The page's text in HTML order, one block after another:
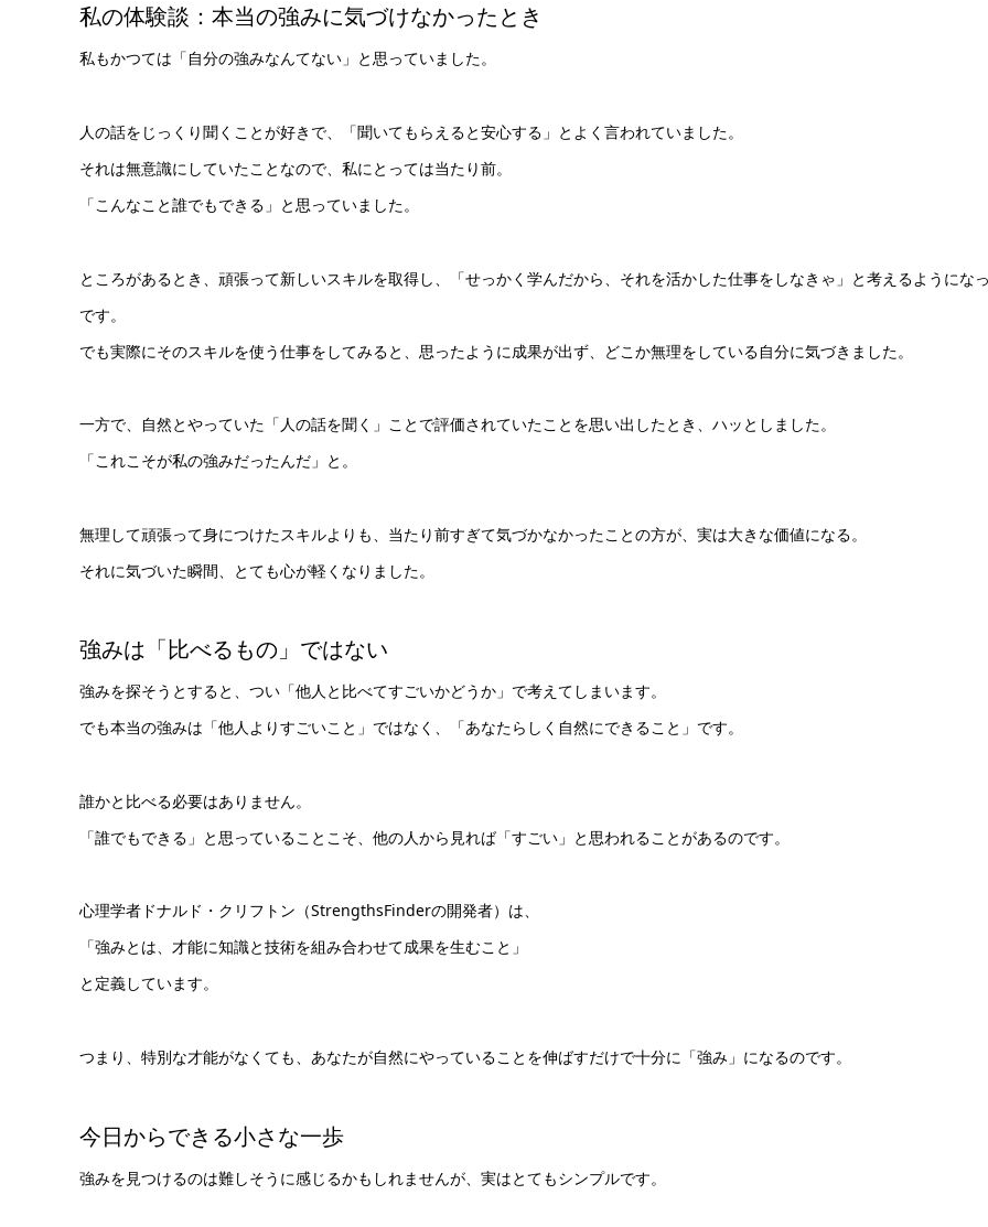
私の体験談：本当の強みに気づけなかったとき
私もかつては「自分の強みなんてない」と思っていました。
人の話をじっくり聞くことが好きで、「聞いてもらえると安心する」とよく言われていました。
それは無意識にしていたことなので、私にとっては当たり前。
「こんなこと誰でもできる」と思っていました。
ところがあるとき、頑張って新しいスキルを取得し、「せっかく学んだから、それを活かした仕事をしなきゃ」と考えるようにな
です。
でも実際にそのスキルを使う仕事をしてみると、思ったように成果が出ず、どこか無理をしている自分に気づきました。
一方で、自然とやっていた「人の話を聞く」ことで評価されていたことを思い出したとき、ハッとしました。
「これこそが私の強みだったんだ」と。
無理して頑張って身につけたスキルよりも、当たり前すぎて気づかなかったことの方が、実は大きな価値になる。
それに気づいた瞬間、とても心が軽くなりました。
強みは「比べるもの」ではない
強みを探そうとすると、つい「他人と比べてすごいかどうか」で考えてしまいます。
でも本当の強みは「他人よりすごいこと」ではなく、「あなたらしく自然にできること」です。
誰かと比べる必要はありません。
「誰でもできる」と思っていることこそ、他の人から見れば「すごい」と思われることがあるのです。
心理学者ドナルド・クリフトン（StrengthsFinderの開発者）は、
「強みとは、才能に知識と技術を組み合わせて成果を生むこと」
と定義しています。
つまり、特別な才能がなくても、あなたが自然にやっていることを伸ばすだけで十分に「強み」になるのです。
今日からできる小さな一歩
強みを見つけるのは難しそうに感じるかもしれませんが、実はとてもシンプルです。